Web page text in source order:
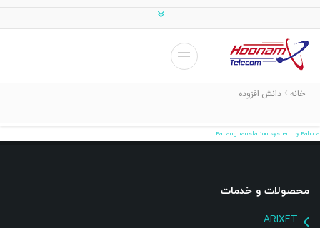
خانه دانش افزوده
FaLang translation system by Faboba
محصولات و خدمات
ARIXET